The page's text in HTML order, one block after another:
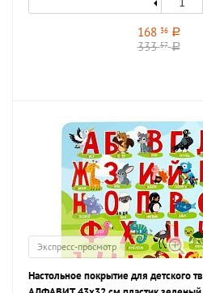
168 36 a
33357 a
Экспресс-просмотр
Настольное покрытие для детского